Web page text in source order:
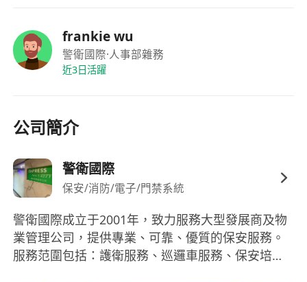
frankie wu
警衛國際·人事部雜務
近3日活躍
公司簡介
警衛國際
保安/消防/電子/門禁系統
警衛國際成立于2001年，致力服務大型發展商及物
業管理公司，提供專業、可靠、優質的保安服務。
服務范圍包括：護衛服務、巡邏車服務、保安培訓